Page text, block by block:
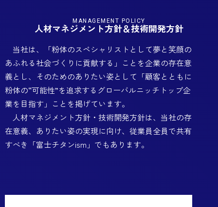
MANAGEMENT POLICY
人材マネジメント方針＆技術開発方針
当社は、「粉体のスペシャリストとして夢と笑顔の
あふれる社会づくりに貢献する」ことを企業の存在意
義とし、そのためのありたい姿として「顧客とともに
粉体の“可能性”を追求するグローバルニッチトップ企
業を目指す」ことを掲げています。
人材マネジメント方針・技術開発方針は、当社の存
在意義、ありたい姿の実現に向け、従業員全員で共有
すべき「富士チタンism」でもあります。